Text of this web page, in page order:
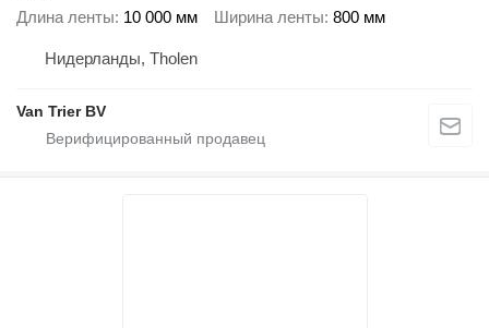
Длина ленты 10 000 мм Ширина ленты 800 мм
Нидерланды, Tholen
Van Trier BV